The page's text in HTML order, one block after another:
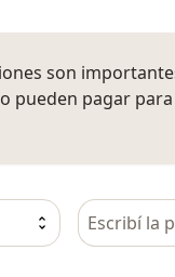
son
pueden pagar
Busca en